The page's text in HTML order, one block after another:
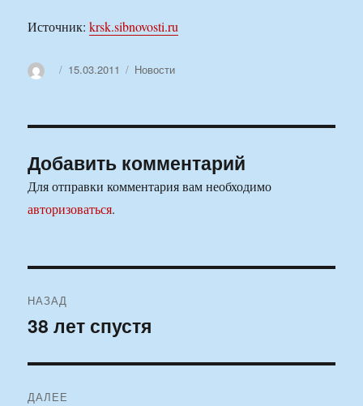
Источник:krsk.sibnovosti.ru
АвторОпубликовано
15.03.2011 Рубрики
Новости
Добавить комментарий
Для отправки комментария вам необходимо
авторизоваться.
по
НАЗАД
Предыдущая
38 лет спустя
ДАЛЕЕ